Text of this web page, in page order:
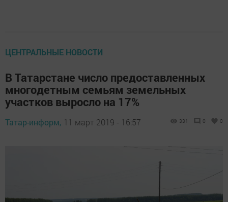
ЦЕНТРАЛЬНЫЕ НОВОСТИ
В Татарстане число предоставленных
многодетным семьям земельных
участков выросло на 17%
Татар-информ, 11 март 2019 - 16:57 331 0 0